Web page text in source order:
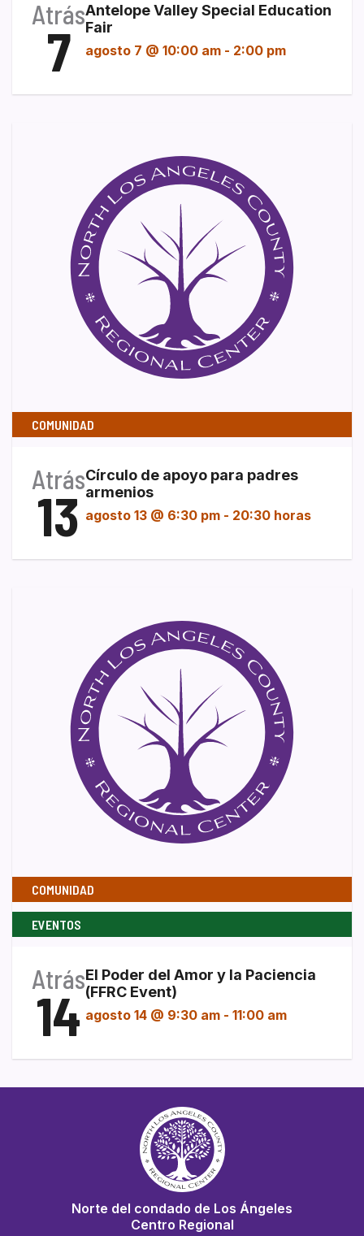
Atrás
7
Antelope Valley Special Education
Fair
agosto 7 @ 10:00 am - 2:00 pm
COMUNIDAD
Atrás
13
Círculo de apoyo para padres
armenios
agosto 13 @ 6:30 pm - 20:30 horas
COMUNIDAD
EVENTOS
Atrás
14
El Poder del Amor y la Paciencia
(FFRC Event)
agosto 14 @ 9:30 am - 11:00 am
Norte del condado de Los Ángeles
Centro Regional